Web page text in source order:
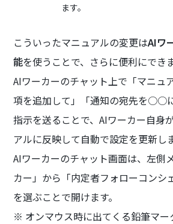
ます。
こういったマニュアルの変更はAIワ
能を使うことで、さらに便利にでき
AIワーカーのチャット上で「マニュ
項を追加して」「通知の宛先を○○
指示を送ることで、AIワーカー自身
アルに反映して自動で設定を更新しま
AIワーカーのチャット画面は、左側
カー」から「内定者フォローコンシ
を選ぶことで開けます。
※ オンマウス時に出てくる鉛筆マー